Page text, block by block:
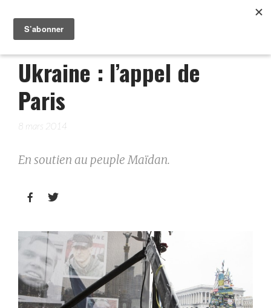
Ukraine : l’appel de
Paris
8 mars 2014
En soutien au peuple Maïdan.
 